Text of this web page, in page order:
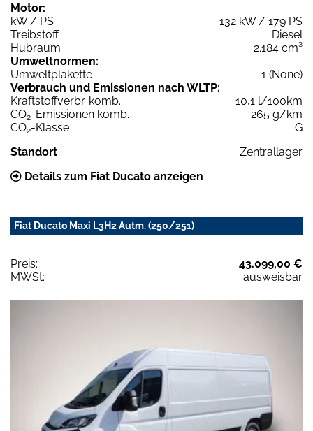
Motor:
kW / PS
132 kW / 179 PS
Treibstoff
Diesel
Hubraum
2.184 cm³
Umweltnormen:
Umweltplakette
1 (None)
Verbrauch und Emissionen nach WLTP:
Kraftstoffverbr. komb.
10,1 l/100km
CO2-Emissionen komb.
265 g/km
CO2-Klasse
G
Standort
Zentrallager
Details zum Fiat Ducato anzeigen
Fiat Ducato Maxi L3H2 Autm. (250/251)
Preis:
43.099,00 €
MWSt:
ausweisbar